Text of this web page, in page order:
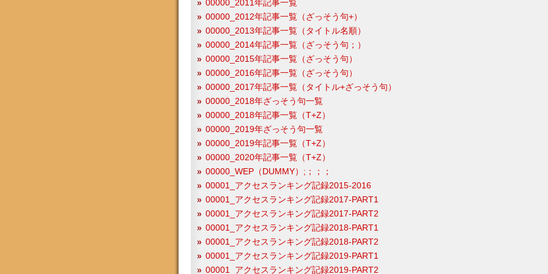
00000_2011年記事一覧
00000_2012年記事一覧（ざっそう句+）
00000_2013年記事一覧（タイトル名順）
00000_2014年記事一覧（ざっそう句；）
00000_2015年記事一覧（ざっそう句）
00000_2016年記事一覧（ざっそう句）
00000_2017年記事一覧（タイトル+ざっそう句）
00000_2018年ざっそう句一覧
00000_2018年記事一覧（T+Z）
00000_2019年ざっそう句一覧
00000_2019年記事一覧（T+Z）
00000_2020年記事一覧（T+Z）
00000_WEP（DUMMY）;；；；
00001_アクセスランキング記録2015-2016
00001_アクセスランキング記録2017-PART1
00001_アクセスランキング記録2017-PART2
00001_アクセスランキング記録2018-PART1
00001_アクセスランキング記録2018-PART2
00001_アクセスランキング記録2019-PART1
00001_アクセスランキング記録2019-PART2